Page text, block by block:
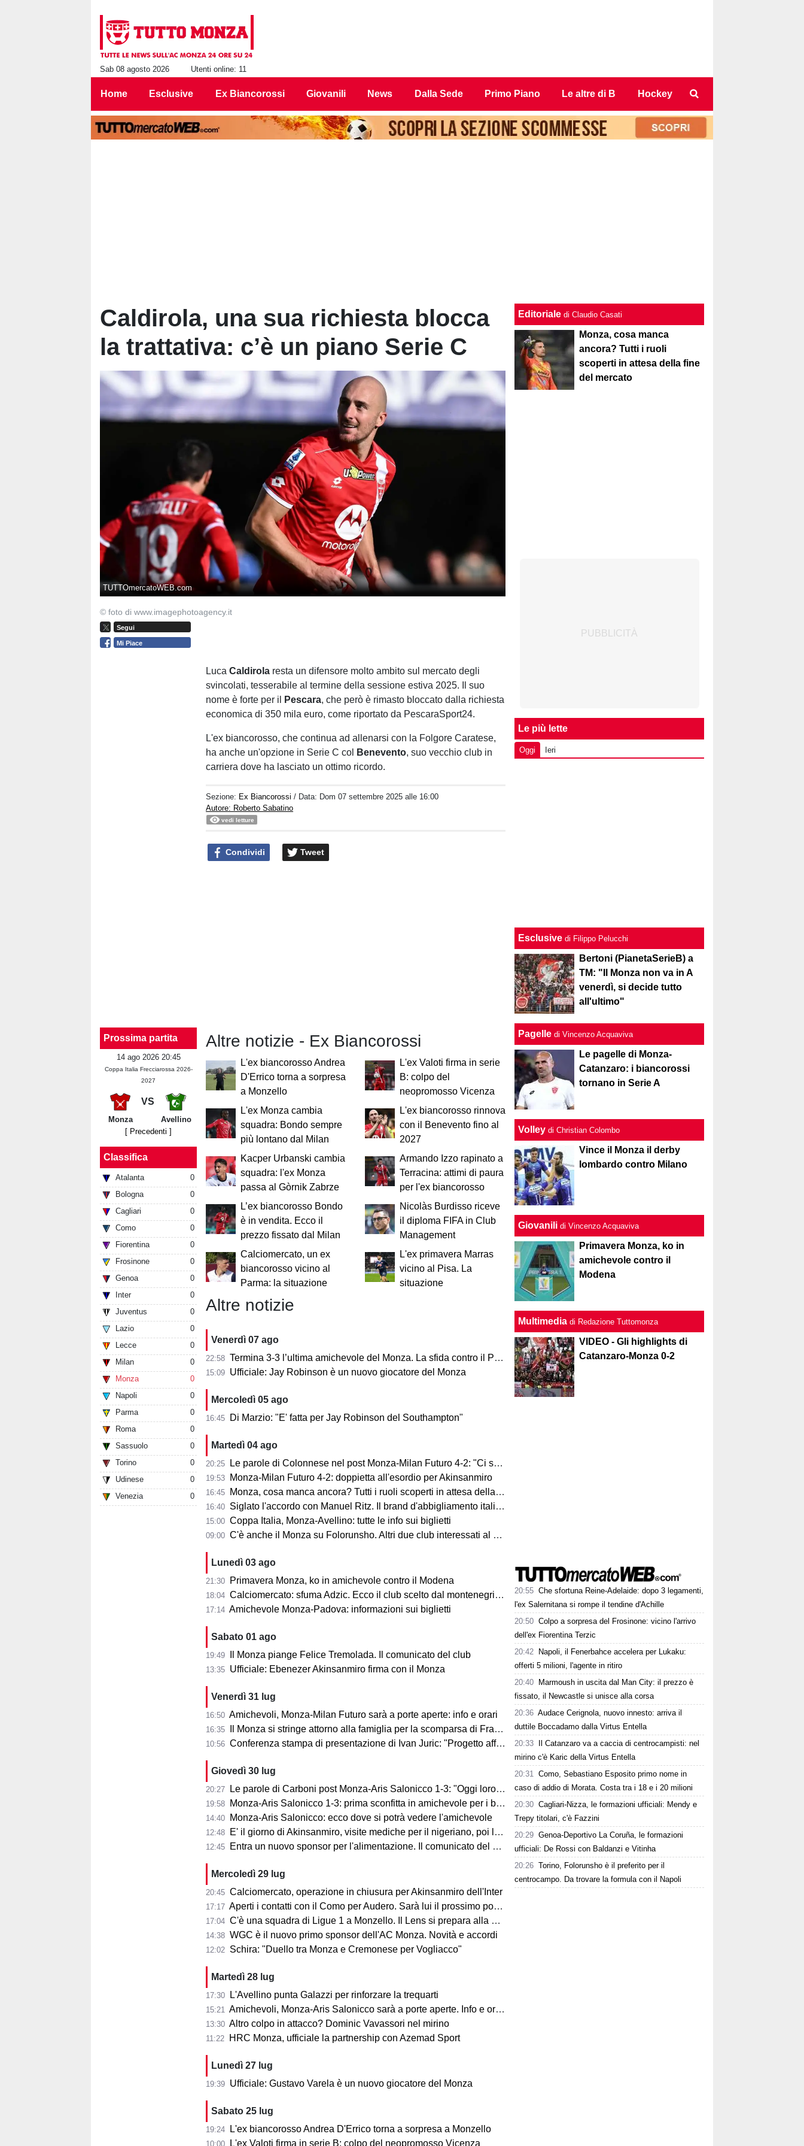
Sab 08 agosto 2026 Utenti online: 11
Home Esclusive Ex Biancorossi Giovanili News Dalla Sede Primo Piano Le altre di B Hockey
Caldirola, una sua richiesta blocca
la trattativa: c’è un piano Serie C
TUTTOmercatoWEB.com
© foto di www.imagephotoagency.it
Segui
Mi Piace
Prossima partita
14 ago 2026 20:45
Coppa Italia Frecciarossa 2026-
2027
VS
Monza
Avellino
[ Precedenti ]
Classifica
Atalanta
0
Bologna
0
Cagliari
0
Como
0
Fiorentina
0
Frosinone
0
Genoa
0
Inter
0
Juventus
0
Lazio
0
Lecce
0
Milan
0
Monza
0
Napoli
0
Parma
0
Roma
0
Sassuolo
0
Torino
0
Udinese
0
Venezia
0
LucaCaldirola resta un difensore molto ambito sul mercato degli
svincolati, tesserabile al termine della sessione estiva 2025. Il suo
nome è forte per il
Pescara, che però è rimasto bloccato dalla richiesta
economica di 350 mila euro, come riportato da PescaraSport24.
L'ex biancorosso, che continua ad allenarsi con la Folgore Caratese,
ha anche un'opzione in Serie C col
Benevento, suo vecchio club in
carriera dove ha lasciato un ottimo ricordo.
Sezione: Ex Biancorossi / Data: Dom 07 settembre 2025 alle 16:00
Autore: Roberto Sabatino
vedi letture
Condividi Tweet
Altre notizie - Ex Biancorossi
L'ex biancorosso Andrea
D'Errico torna a sorpresa
a Monzello
L'ex Valoti firma in serie
B: colpo del
neopromosso Vicenza
L'ex Monza cambia
squadra: Bondo sempre
più lontano dal Milan
L'ex biancorosso rinnova
con il Benevento fino al
2027
Kacper Urbanski cambia
squadra: l'ex Monza
passa al Gòrnik Zabrze
Armando Izzo rapinato a
Terracina: attimi di paura
per l'ex biancorosso
L’ex biancorosso Bondo
è in vendita. Ecco il
prezzo fissato dal Milan
Nicolàs Burdisso riceve
il diploma FIFA in Club
Management
Calciomercato, un ex
biancorosso vicino al
Parma: la situazione
L'ex primavera Marras
vicino al Pisa. La
situazione
Altre notizie
Venerdì 07 ago
22:58 Termina 3-3 l’ultima amichevole del Monza. La sfida contro il Padova si concentra nella ripresa.
15:09 Ufficiale: Jay Robinson è un nuovo giocatore del Monza
Mercoledì 05 ago
16:45 Di Marzio: "E' fatta per Jay Robinson del Southampton"
Martedì 04 ago
20:25 Le parole di Colonnese nel post Monza-Milan Futuro 4-2: "Ci sentiamo importanti"
19:53 Monza-Milan Futuro 4-2: doppietta all'esordio per Akinsanmiro
16:45 Monza, cosa manca ancora? Tutti i ruoli scoperti in attesa della fine del mercato
16:40 Siglato l'accordo con Manuel Ritz. Il brand d'abbigliamento italiano vestirà il Monza
15:00 Coppa Italia, Monza-Avellino: tutte le info sui biglietti
09:00 C'è anche il Monza su Folorunsho. Altri due club interessati al giocatore
Lunedì 03 ago
21:30 Primavera Monza, ko in amichevole contro il Modena
18:04 Calciomercato: sfuma Adzic. Ecco il club scelto dal montenegrino.
17:14 Amichevole Monza-Padova: informazioni sui biglietti
Sabato 01 ago
19:49 Il Monza piange Felice Tremolada. Il comunicato del club
13:35 Ufficiale: Ebenezer Akinsanmiro firma con il Monza
Venerdì 31 lug
16:50 Amichevoli, Monza-Milan Futuro sarà a porte aperte: info e orari
16:35 Il Monza si stringe attorno alla famiglia per la scomparsa di Franco Baresi
10:56 Conferenza stampa di presentazione di Ivan Juric: "Progetto affascinante"
Giovedì 30 lug
20:27 Le parole di Carboni post Monza-Aris Salonicco 1-3: "Oggi loro più bravi di noi"
19:58 Monza-Aris Salonicco 1-3: prima sconfitta in amichevole per i brianzoli
14:40 Monza-Aris Salonicco: ecco dove si potrà vedere l'amichevole
12:48 E' il giorno di Akinsanmiro, visite mediche per il nigeriano, poi la firma
12:45 Entra un nuovo sponsor per l'alimentazione. Il comunicato del club biancorosso
Mercoledì 29 lug
20:45 Calciomercato, operazione in chiusura per Akinsanmiro dell'Inter
17:17 Aperti i contatti con il Como per Audero. Sarà lui il prossimo portiere biancorosso?
17:04 C'è una squadra di Ligue 1 a Monzello. Il Lens si prepara alla Como Cup in Brianza
14:38 WGC è il nuovo primo sponsor dell'AC Monza. Novità e accordi
12:02 Schira: "Duello tra Monza e Cremonese per Vogliacco"
Martedì 28 lug
17:30 L'Avellino punta Galazzi per rinforzare la trequarti
15:21 Amichevoli, Monza-Aris Salonicco sarà a porte aperte. Info e orari
13:30 Altro colpo in attacco? Dominic Vavassori nel mirino
11:22 HRC Monza, ufficiale la partnership con Azemad Sport
Lunedì 27 lug
19:39 Ufficiale: Gustavo Varela è un nuovo giocatore del Monza
Sabato 25 lug
19:24 L'ex biancorosso Andrea D'Errico torna a sorpresa a Monzello
10:00 L'ex Valoti firma in serie B: colpo del neopromosso Vicenza
Editoriale di Claudio Casati
Monza, cosa manca
ancora? Tutti i ruoli
scoperti in attesa della fine
del mercato
Le più lette
Oggi Ieri
Esclusive di Filippo Pelucchi
Bertoni (PianetaSerieB) a
TM: "Il Monza non va in A
venerdì, si decide tutto
all'ultimo"
Pagelle di Vincenzo Acquaviva
Le pagelle di Monza-
Catanzaro: i biancorossi
tornano in Serie A
Volley di Christian Colombo
Vince il Monza il derby
lombardo contro Milano
Giovanili di Vincenzo Acquaviva
Primavera Monza, ko in
amichevole contro il
Modena
Multimedia di Redazione Tuttomonza
VIDEO - Gli highlights di
Catanzaro-Monza 0-2
20:55 Che sfortuna Reine-Adelaide: dopo 3 legamenti,
l'ex Salernitana si rompe il tendine d'Achille
20:50 Colpo a sorpresa del Frosinone: vicino l'arrivo
dell'ex Fiorentina Terzic
20:42
Napoli, il Fenerbahce accelera per Lukaku:
offerti 5 milioni, l'agente in ritiro
20:40
Marmoush in uscita dal Man City: il prezzo è
fissato, il Newcastle si unisce alla corsa
20:36 Audace Cerignola, nuovo innesto: arriva il
duttile Boccadamo dalla Virtus Entella
20:33
Il Catanzaro va a caccia di centrocampisti: nel
mirino c'è Karic della Virtus Entella
20:31 Como, Sebastiano Esposito primo nome in
caso di addio di Morata. Costa tra i 18 e i 20 milioni
20:30 Cagliari-Nizza, le formazioni ufficiali: Mendy e
Trepy titolari, c'è Fazzini
20:29 Genoa-Deportivo La Coruña, le formazioni
ufficiali: De Rossi con Baldanzi e Vitinha
20:26 Torino, Folorunsho è il preferito per il
centrocampo. Da trovare la formula con il Napoli